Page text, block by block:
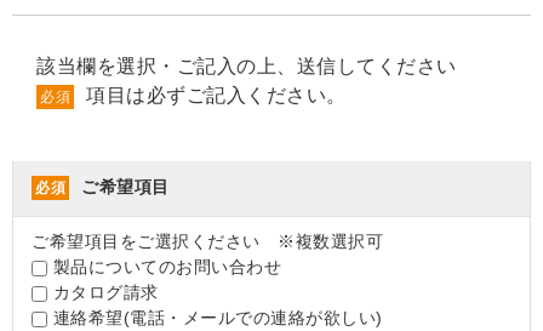
該当欄を選択・ご記入の上、送信してください
必須 項目は必ずご記入ください。
必須 ご希望項目
ご希望項目をご選択ください ※複数選択可
製品についてのお問い合わせ
カタログ請求
連絡希望(電話・メールでの連絡が欲しい)